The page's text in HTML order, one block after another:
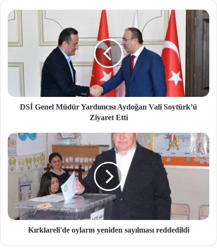
si
DSİ Genel Müdür Yardımcısı Aydoğan Vali Soytürk’ü
Ziyaret Etti
Kırklareli'de oyların yeniden sayılması reddedildi